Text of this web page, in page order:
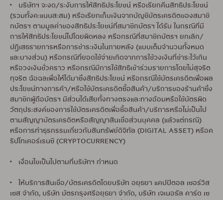
• บริษัทฯ จะงด/ระงับการให้สิทธิประโยชน์ หรือเรียกคืนสิทธิประโยชน์
(รวมทั้งคะแนนสะสม) หรือเรียกเก็บเงินจากบัญชีบัตรเครดิตของสมาชิ
กบัตรฯ ตามมูลค่าของสิทธิประโยชน์ที่สมาชิกบัตรฯ ได้รับ ในกรณีที่มี
การให้สิทธิประโยชน์ไปโดยผิดหลง หรือกรณีที่สมาชิกบัตรฯ ยกเลิก/
ปฏิเสธรายการหรือการชำระเงินในภายหลัง (แบบเต็มจำนวนทั้งหมด
และบางส่วน) หรือกรณีที่ยอดใช้จ่ายเกิดจากการใช้วงเงินที่ชำระไว้เกิน
หรือวงเงินชั่วคราว หรือกรณีมีการใช้สิทธิเข้าร่วมรายการโดยไม่สุจริต
ทุจริต ฉ้อฉลเพื่อให้ได้มาซึ่งสิทธิประโยชน์ หรือกรณีใช้บัตรเครดิตเพื่อผล
ประโยชน์ทางการค้า/หรือใช้บัตรเครดิตซื้อสินค้า/บริการของร้านค้าซึ่ง
สมาชิกผู้ถือบัตรฯ มีส่วนได้เสียทั้งทางตรงและทางอ้อมหรือใช้บัตรผิด
วัตถุประสงค์ของการใช้บัตรเครดิตเพื่อซื้อสินค้า/บริการหรือไม่เป็นไป
ตามสัญญาบัตรเครดิตหรือสัญญาสินเชื่อส่วนบุคคล (แล้วแต่กรณี)
หรือการทำธุรกรรมเกี่ยวกับสินทรัพย์ดิจิทัล (DIGITAL ASSET) หรือค
ริปโทเคอร์เรนซี (CRYPTOCURRENCY)
• เงื่อนไขเป็นไปตามที่บริษัทฯ กำหนด
• ให้บริการสินเชื่อ/บัตรเครดิตโดยบริษัท อยุธยา แคปปิตอล เซอร์วิส
เซส จำกัด, บริษัท บัตรกรุงศรีอยุธยา จำกัด, บริษัท เจเนอรัล คาร์ด เซ